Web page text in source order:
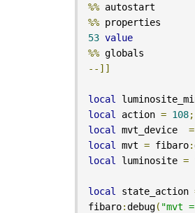
%%
%%
53 value
%%
--]]
local
local
action = 108;
local
mvt_device =
local
mvt = fibaro:
local
luminosite =
local state_action
fibaro:debug( "mvt